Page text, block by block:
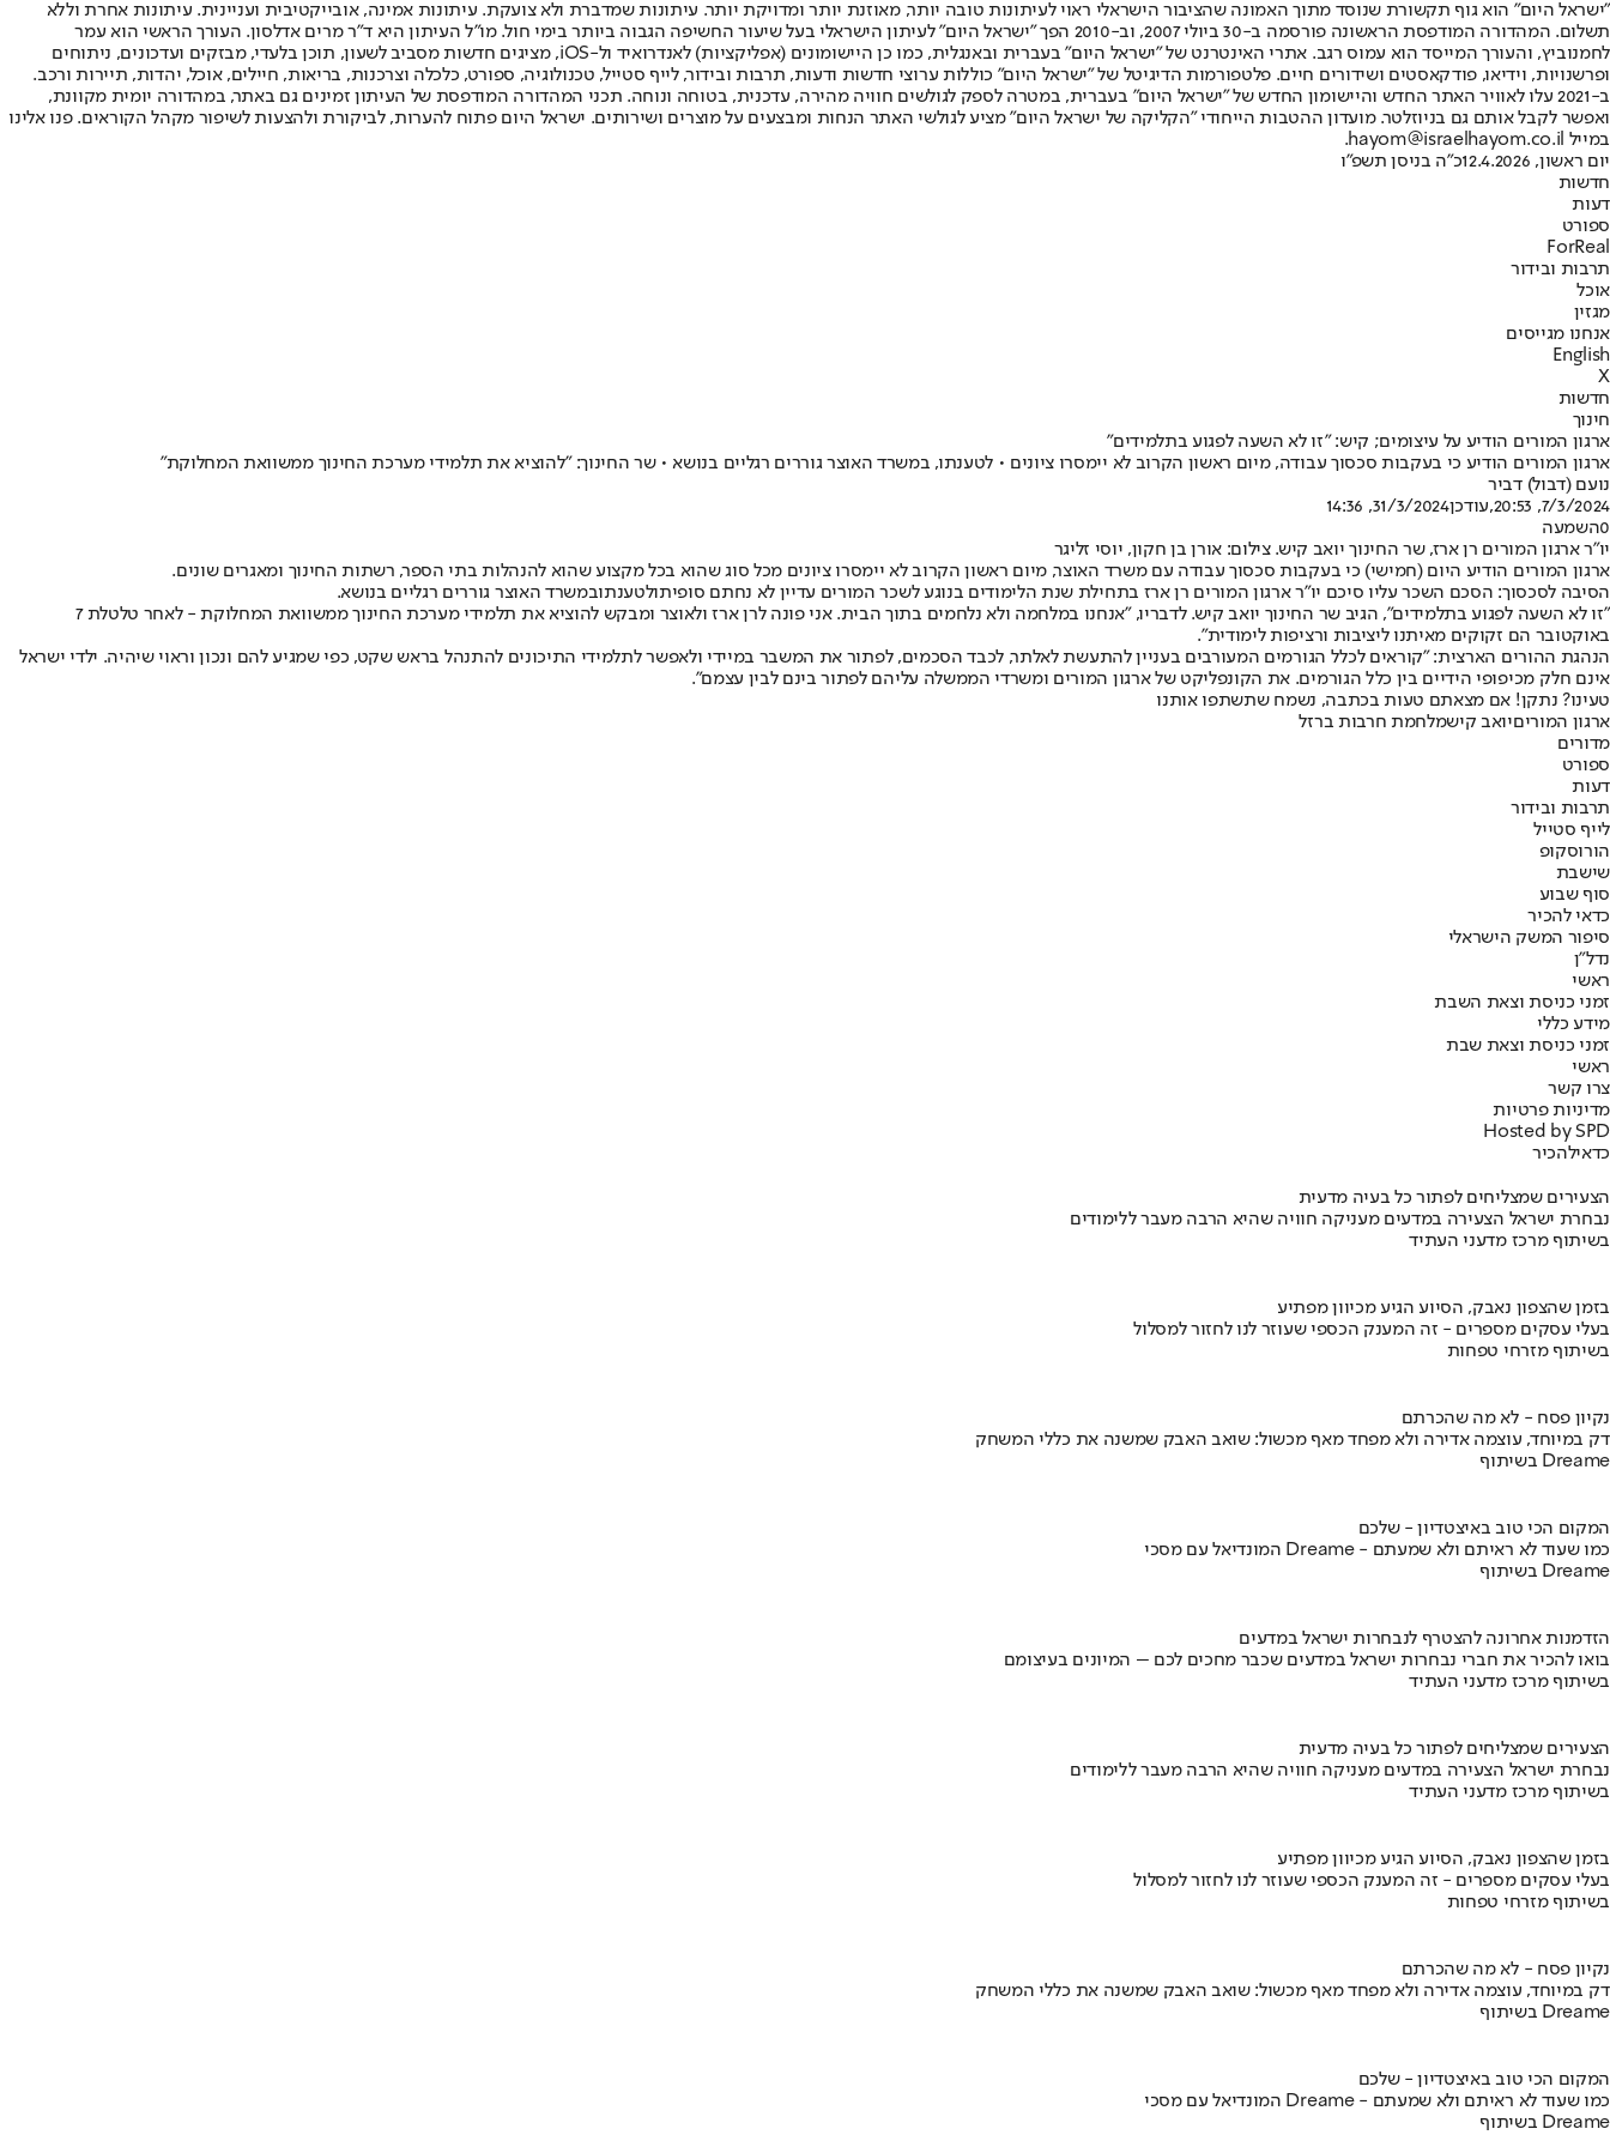
"ישראל היום" הוא גוף תקשורת שנוסד מתוך האמונה שהציבור הישראלי ראוי לעיתונות טובה יותר, מאוזנת יותר ומדויקת יותר. עיתונות שמדברת ולא צועקת. עיתונות אמינה, אובייקטיבית ועניינית. עיתונות אחרת וללא
תשלום. המהדורה המודפסת הראשונה פורסמה ב-30 ביולי 2007, וב-2010 הפך "ישראל היום" לעיתון הישראלי בעל שיעור החשיפה הגבוה ביותר בימי חול. מו"ל העיתון היא ד"ר מרים אדלסון. העורך הראשי הוא עמר
לחמנוביץ, והעורך המייסד הוא עמוס רגב. אתרי האינטרנט של "ישראל היום" בעברית ובאנגלית, כמו כן היישומונים (אפליקציות) לאנדרואיד ול-iOS, מציגים חדשות מסביב לשעון, תוכן בלעדי, מבזקים ועדכונים, ניתוחים
ופרשנויות, וידיאו, פודקאסטים ושידורים חיים. פלטפורמות הדיגיטל של "ישראל היום" כוללות ערוצי חדשות ודעות, תרבות ובידור, לייף סטייל, טכנולוגיה, ספורט, כלכלה וצרכנות, בריאות, חיילים, אוכל, יהדות, תיירות ורכב.
ב-2021 עלו לאוויר האתר החדש והיישומון החדש של "ישראל היום" בעברית, במטרה לספק לגולשים חוויה מהירה, עדכנית, בטוחה ונוחה. תכני המהדורה המודפסת של העיתון זמינים גם באתר, במהדורה יומית מקוונת,
ואפשר לקבל אותם גם בניוזלטר. מועדון ההטבות הייחודי "הקליקה של ישראל היום" מציע לגולשי האתר הנחות ומבצעים על מוצרים ושירותים. ישראל היום פתוח להערות, לביקורת ולהצעות לשיפור מקהל הקוראים. פנו אלינו
במייל hayom@israelhayom.co.il.
יום ראשון, 12.4.2026
כ"ה בניסן תשפ"ו
חדשות
דעות
ספורט
ForReal
תרבות ובידור
אוכל
מגזין
אנחנו מגייסים
English
X
חדשות
חינוך
ארגון המורים הודיע על עיצומים; קיש: "זו לא השעה לפגוע בתלמידים"
ארגון המורים הודיע כי בעקבות סכסוך עבודה, מיום ראשון הקרוב לא יימסרו ציונים • לטענתו, במשרד האוצר גוררים רגליים בנושא • שר החינוך: "להוציא את תלמידי מערכת החינוך ממשוואת המחלוקת"
נועם (דבול) דביר
7/3/2024, 20:53
,עודכן31/3/2024, 14:36
0השמעה
יו"ר ארגון המורים רן ארז, שר החינוך יואב קיש. צילום: אורן בן חקון, יוסי זליגר
ארגון המורים הודיע היום (חמישי) כי בעקבות סכסוך עבודה עם משרד האוצר, מיום ראשון הקרוב לא יימסרו ציונים מכל סוג שהוא בכל מקצוע שהוא להנהלות בתי הספר, רשתות החינוך ומאגרים שונים.
הסיבה לסכסוך: הסכם השכר עליו סיכם יו"ר ארגון המורים רן ארז בתחילת שנת הלימודים בנוגע לשכר המורים עדיין לא נחתם סופיתולטענתובמשרד האוצר גוררים רגליים בנושא.
״זו לא השעה לפגוע בתלמידים", הגיב שר החינוך יואב קיש. לדבריו, "אנחנו במלחמה ולא נלחמים בתוך הבית. אני פונה לרן ארז ולאוצר ומבקש להוציא את תלמידי מערכת החינוך ממשוואת המחלוקת - לאחר טלטלת 7
באוקטובר הם זקוקים מאיתנו ליציבות ורציפות לימודית".
הנהגת ההורים הארצית: "קוראים לכלל הגורמים המעורבים בעניין להתעשת לאלתר, לכבד הסכמים, לפתור את המשבר במיידי ולאפשר לתלמידי התיכונים להתנהל בראש שקט, כפי שמגיע להם ונכון וראוי שיהיה. ילדי ישראל
אינם חלק מכיפופי הידיים בין כלל הגורמים. את הקונפליקט של ארגון המורים ומשרדי הממשלה עליהם לפתור בינם לבין עצמם".
טעינו? נתקן! אם מצאתם טעות בכתבה, נשמח שתשתפו אותנו
ארגון המוריםיואב קישמלחמת חרבות ברזל
מדורים
ספורט
דעות
תרבות ובידור
לייף סטייל
הורוסקופ
שישבת
סוף שבוע
כדאי להכיר
סיפור המשק הישראלי
נדל"ן
ראשי
זמני כניסת וצאת השבת
מידע כללי
זמני כניסת וצאת שבת
ראשי
צרו קשר
מדיניות פרטיות
Hosted by SPD
כדאילהכיר
הצעירים שמצליחים לפתור כל בעיה מדעית
נבחרת ישראל הצעירה במדעים מעניקה חוויה שהיא הרבה מעבר ללימודים
בשיתוף מרכז מדעני העתיד
בזמן שהצפון נאבק, הסיוע הגיע מכיוון מפתיע
בעלי עסקים מספרים - זה המענק הכספי שעוזר לנו לחזור למסלול
בשיתוף מזרחי טפחות
נקיון פסח - לא מה שהכרתם
דק במיוחד, עוצמה אדירה ולא מפחד מאף מכשול: שואב האבק שמשנה את כללי המשחק
בשיתוף Dreame
המקום הכי טוב באיצטדיון - שלכם
המונדיאל עם מסכי Dreame - כמו שעוד לא ראיתם ולא שמעתם
בשיתוף Dreame
הזדמנות אחרונה להצטרף לנבחרות ישראל במדעים
בואו להכיר את חברי נבחרות ישראל במדעים שכבר מחכים לכם – המיונים בעיצומם
בשיתוף מרכז מדעני העתיד
הצעירים שמצליחים לפתור כל בעיה מדעית
נבחרת ישראל הצעירה במדעים מעניקה חוויה שהיא הרבה מעבר ללימודים
בשיתוף מרכז מדעני העתיד
בזמן שהצפון נאבק, הסיוע הגיע מכיוון מפתיע
בעלי עסקים מספרים - זה המענק הכספי שעוזר לנו לחזור למסלול
בשיתוף מזרחי טפחות
נקיון פסח - לא מה שהכרתם
דק במיוחד, עוצמה אדירה ולא מפחד מאף מכשול: שואב האבק שמשנה את כללי המשחק
בשיתוף Dreame
המקום הכי טוב באיצטדיון - שלכם
המונדיאל עם מסכי Dreame - כמו שעוד לא ראיתם ולא שמעתם
בשיתוף Dreame